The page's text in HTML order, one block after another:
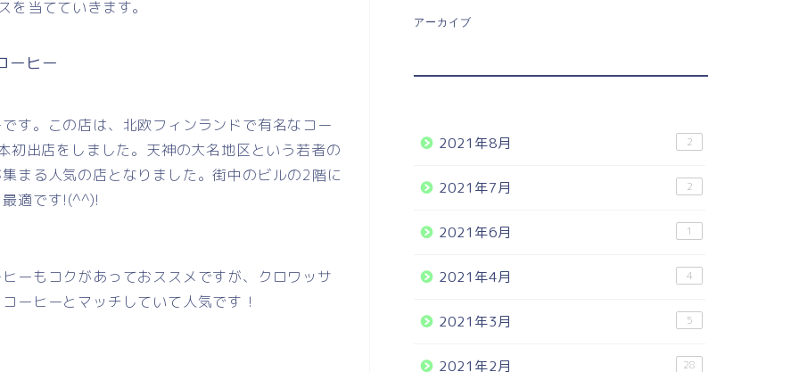
を当てていきます。
ーヒー
す。この店は、北欧フィンランドで有名なコー
出店をしました。天神の大名地区という若者の
まる人気の店となりました。街中のビルの2階に
適です!(^^)!
ーもコクがあっておススメですが、クロワッサ
ーヒーとマッチしていて人気です！
アーカイブ
2021年8月 2
2021年7月 2
2021年6月 1
2021年4月 4
2021年3月 5
2021年2月 28